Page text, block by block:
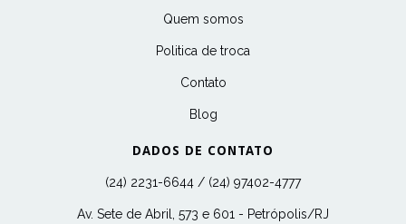
Quem somos
Politica de troca
Contato
Blog
DADOS DE CONTATO
(24) 2231-6644 / (24) 97402-4777
Av. Sete de Abril, 573 e 601 - Petrópolis/RJ